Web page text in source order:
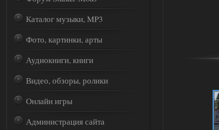
Каталог музыки, MP3
Фото, картинки, арты
Аудиокниги, книги
Видео, обзоры, ролики
Онлайн игры
Администрация сайта